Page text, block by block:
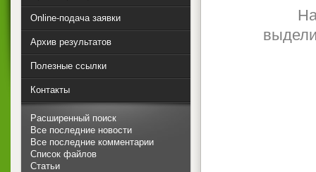
Online-подача заявки
Архив результатов
Полезные ссылки
Контакты
Расширенный поиск
Все последние новости
Все последние комментарии
Список файлов
Статьи